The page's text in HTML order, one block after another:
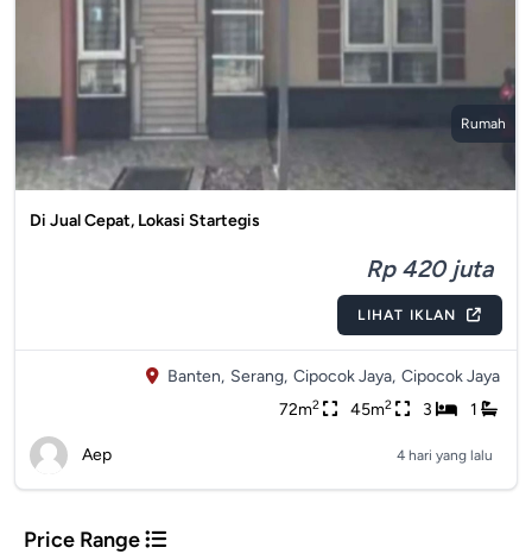
Rumah
Di Jual Cepat, Lokasi Startegis
Rp 420 juta
LIHAT IKLAN
Banten, Serang, Cipocok Jaya, Cipocok Jaya
72m2 45m2 3 1
Aep 4 hari yang lalu
Price Range